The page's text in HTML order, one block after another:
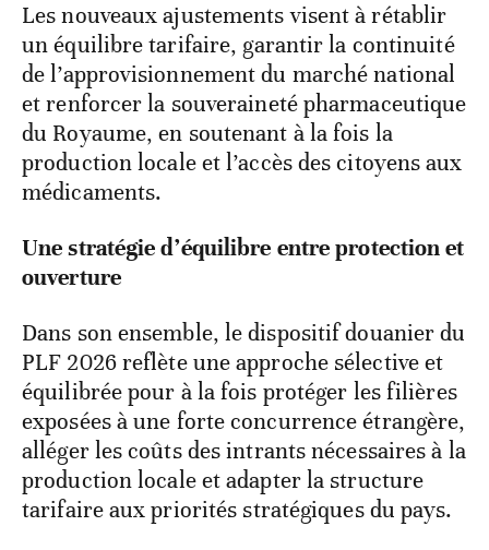
Les nouveaux ajustements visent à rétablir
un équilibre tarifaire, garantir la continuité
de l’approvisionnement du marché national
et renforcer la souveraineté pharmaceutique
du Royaume, en soutenant à la fois la
production locale et l’accès des citoyens aux
médicaments.
Une stratégie d’équilibre entre protection et
ouverture
Dans son ensemble, le dispositif douanier du
PLF 2026 reflète une approche sélective et
équilibrée pour à la fois protéger les filières
exposées à une forte concurrence étrangère,
alléger les coûts des intrants nécessaires à la
production locale et adapter la structure
tarifaire aux priorités stratégiques du pays.